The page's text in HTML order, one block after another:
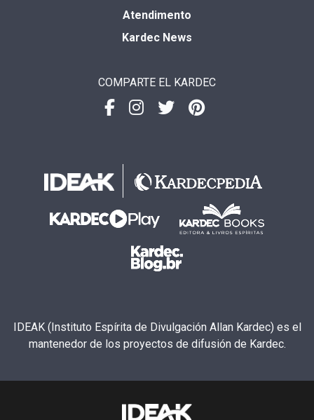
Atendimento
Kardec News
COMPARTE EL KARDEC
IDEAK (Instituto Espírita de Divulgación Allan Kardec) es el
mantenedor de los proyectos de difusión de Kardec.